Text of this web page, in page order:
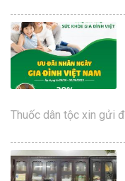
Thuốc dân tộc xin gửi